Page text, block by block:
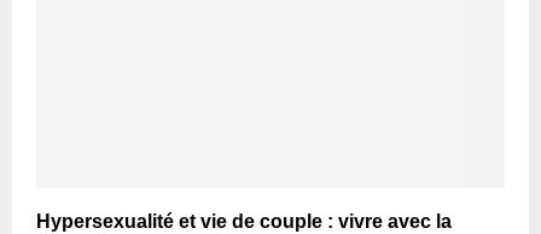
Hypersexualité et vie de couple : vivre avec la